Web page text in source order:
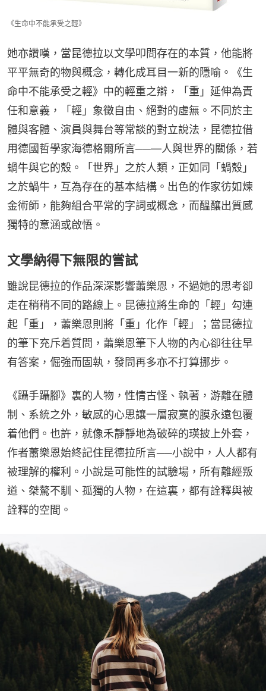
《生命中不能承受之輕》
她亦讚嘆，當昆德拉以文學叩問存在的本質，他能將
平平無奇的物與概念，轉化成耳目一新的隱喻。《生
命中不能承受之輕》中的輕重之辯，「重」延伸為責
任和意義，「輕」象徵自由、絕對的虛無。不同於主
體與客體、演員與舞台等常談的對立說法，昆德拉借
用德國哲學家海德格爾所言──—人與世界的關係，若
蝸牛與它的殼。「世界」之於人類，正如同「蝸殼」
之於蝸牛，互為存在的基本結構。出色的作家彷如煉
金術師，能夠組合平常的字詞或概念，而醞釀出質感
獨特的意涵或啟悟。
文學納得下無限的嘗試
雖說昆德拉的作品深深影響蕭樂恩，不過她的思考卻
走在稍稍不同的路線上。昆德拉將生命的「輕」勾連
起「重」，蕭樂恩則將「重」化作「輕」；當昆德拉
的筆下充斥着質問，蕭樂恩筆下人物的內心卻往往早
有答案，倔強而固執，發問再多亦不打算挪步。
《躡手躡腳》裏的人物，性情古怪、執著，游離在體
制、系統之外，敏感的心思讓一層寂寞的膜永遠包覆
着他們。也許，就像禾靜靜地為破碎的瑛披上外套，
作者蕭樂恩始終記住昆德拉所言──小說中，人人都有
被理解的權利。小說是可能性的試驗場，所有離經叛
道、桀驁不馴、孤獨的人物，在這裏，都有詮釋與被
詮釋的空間。